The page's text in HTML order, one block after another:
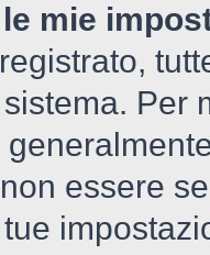
mie
Per
essere